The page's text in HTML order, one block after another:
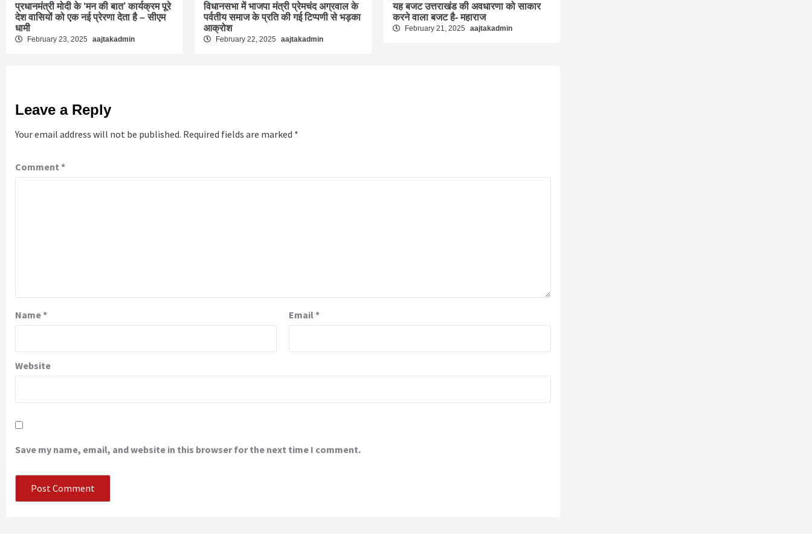
प्रधानमंत्री मोदी के ‘मन की बात’ कार्यक्रम पूरे
देश वासियों को एक नई प्रेरणा देता है – सीएम
धामी
February 23, 2025 aajtakadmin
विधानसभा में भाजपा मंत्री प्रेमचंद अग्रवाल के
पर्वतीय समाज के प्रति की गई टिप्पणी से भड़का
आक्रोश
February 22, 2025 aajtakadmin
यह बजट उत्तराखंड की अवधारणा को साकार
करने वाला बजट है- महाराज
February 21, 2025 aajtakadmin
Leave a Reply
Your email address will not be published. Required fields are marked *
Comment *
Name* Email*
Website
Save my name, email, and website in this browser for the next time I comment.